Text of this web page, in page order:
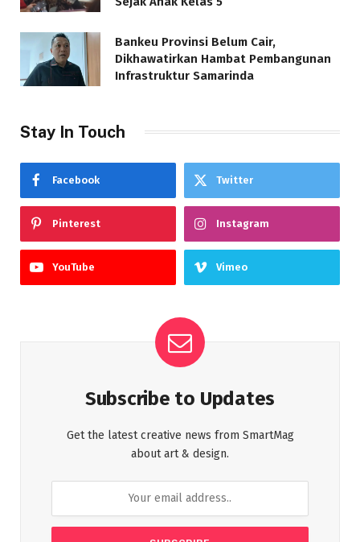
Bankeu Provinsi Belum Cair,
Dikhawatirkan Hambat Pembangunan
Infrastruktur Samarinda
Stay In Touch
Facebook Twitter
Pinterest Instagram
YouTube Vimeo
Subscribe to Updates
Get the latest creative news from SmartMag
about art & design.